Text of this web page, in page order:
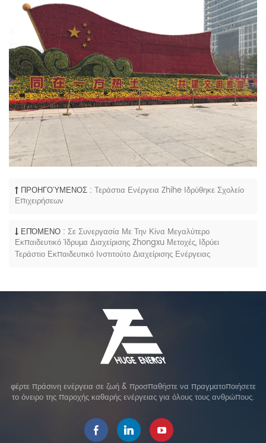
ΠΡΟΗΓΟΎΜΕΝΟΣ : Τεράστια Ενέργεια Zhihe Ιδρύθηκε Σχολείο
Επιχειρήσεων
ΕΠΌΜΕΝΟ : Σε Συνεργασία Με Την Κίνα Μεγαλύτερο
Εκπαιδευτικό Ίδρυμα Διαχείρισης Zhongxu Μετοχές, Ιδρύει
Τεράστιο Εκπαιδευτικό Ινστιτούτο Διαχείρισης Ενέργειας
φέρτε πράσινη ενέργεια σε ζωή & προσπαθήστε να πραγματοποιήσετε
το όνειρο της παροχής καθαρής ενέργειας για όλους τους ανθρώπους.